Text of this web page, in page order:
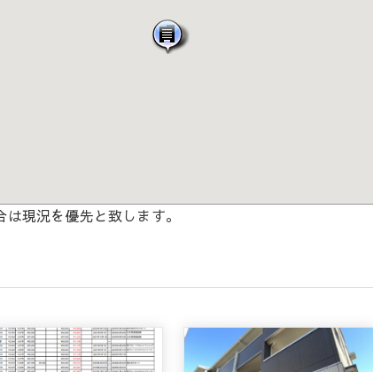
現況を優先と致します。